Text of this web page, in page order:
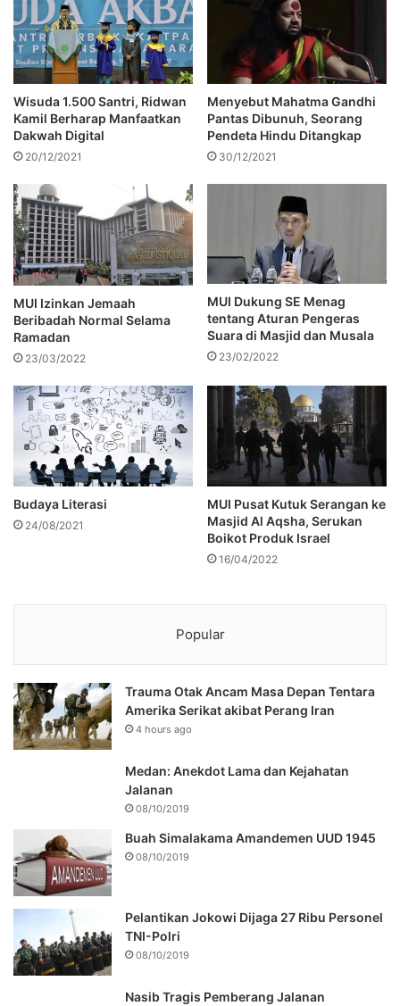
Wisuda 1.500 Santri, Ridwan
Kamil Berharap Manfaatkan
Dakwah Digital
20/12/2021
Menyebut Mahatma Gandhi
Pantas Dibunuh, Seorang
Pendeta Hindu Ditangkap
30/12/2021
MUI Izinkan Jemaah
Beribadah Normal Selama
Ramadan
23/03/2022
MUI Dukung SE Menag
tentang Aturan Pengeras
Suara di Masjid dan Musala
23/02/2022
Budaya Literasi
24/08/2021
MUI Pusat Kutuk Serangan ke
Masjid Al Aqsha, Serukan
Boikot Produk Israel
16/04/2022
Popular
Trauma Otak Ancam Masa Depan Tentara
Amerika Serikat akibat Perang Iran
4 hours ago
Medan: Anekdot Lama dan Kejahatan
Jalanan
08/10/2019
Buah Simalakama Amandemen UUD 1945
08/10/2019
Pelantikan Jokowi Dijaga 27 Ribu Personel
TNI-Polri
08/10/2019
Nasib Tragis Pemberang Jalanan